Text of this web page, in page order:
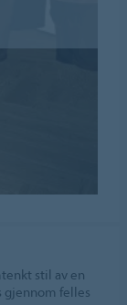
stil av en
gjennom felles